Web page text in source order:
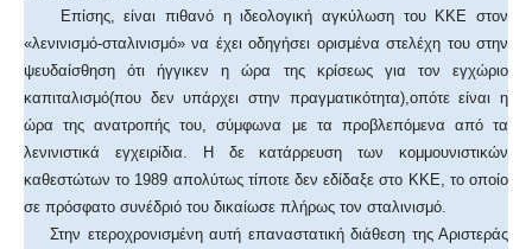
Επίσης, είναι πιθανό η ιδεολογική αγκύλωση του ΚΚΕ στον
«λενινισμό-σταλινισμό» να έχει οδηγήσει ορισμένα στελέχη του στην
ψευδαίσθηση ότι ήγγικεν η ώρα της κρίσεως για τον εγχώριο
καπιταλισμό(που δεν υπάρχει στην πραγματικότητα),οπότε είναι η
ώρα της ανατροπής του, σύμφωνα με τα προβλεπόμενα από τα
λενινιστικά εγχειρίδια. Η δε κατάρρευση των κομμουνιστικών
καθεστώτων το 1989 απολύτως τίποτε δεν εδίδαξε στο ΚΚΕ, το οποίο
σε πρόσφατο συνέδριό του δικαίωσε πλήρως τον σταλινισμό.
Στην ετεροχρονισμένη αυτή επαναστατική διάθεση της Αριστεράς